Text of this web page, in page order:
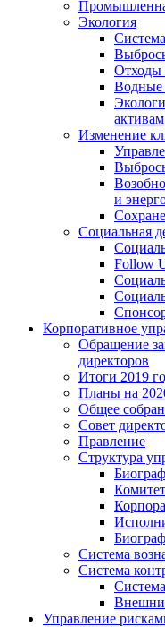
Экология
Отходы
Водные
активам
Изменение
и
Социальная
Follow
Корпоративное
Обращение
директоров
Итоги 2019
Планы на
Общее
Совет
Правление
Структура
Система
Система
Управление